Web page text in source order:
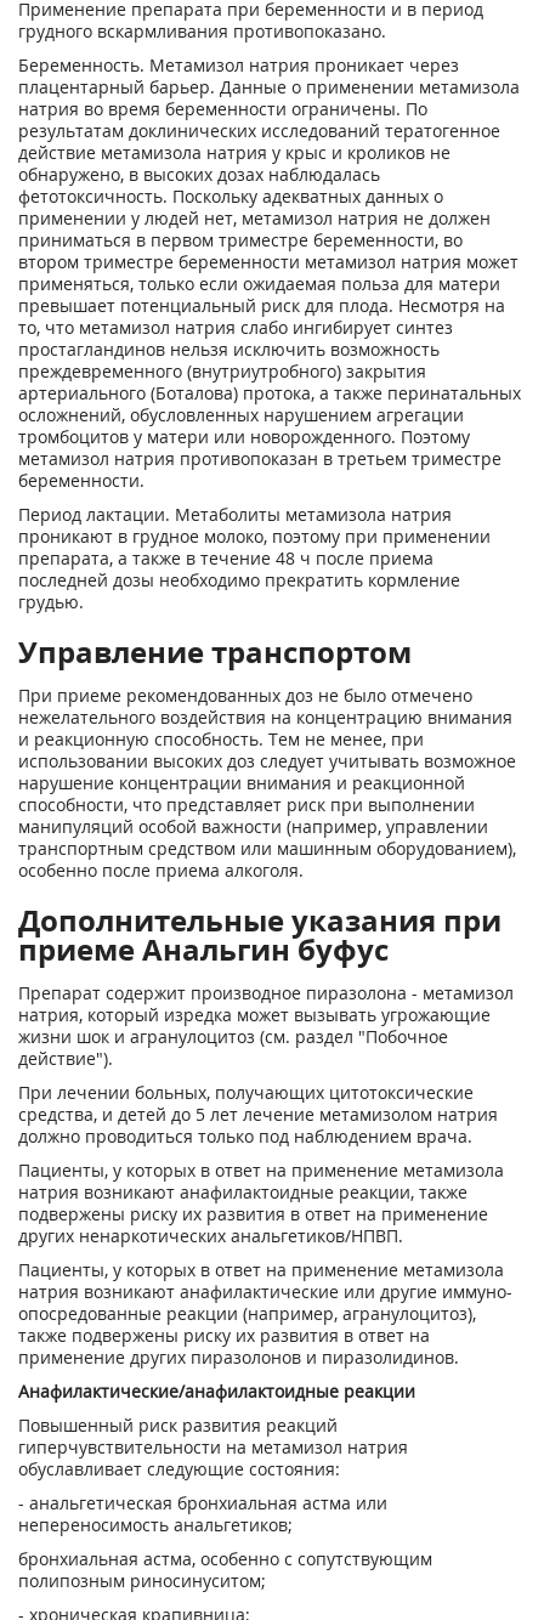
Применение препарата при беременности и в период
грудного вскармливания противопоказано.
Беременность. Метамизол натрия проникает через
плацентарный барьер. Данные о применении метамизола
натрия во время беременности ограничены. По
результатам доклинических исследований тератогенное
действие метамизола натрия у крыс и кроликов не
обнаружено, в высоких дозах наблюдалась
фетотоксичность. Поскольку адекватных данных о
применении у людей нет, метамизол натрия не должен
приниматься в первом триместре беременности, во
втором триместре беременности метамизол натрия может
применяться, только если ожидаемая польза для матери
превышает потенциальный риск для плода. Несмотря на
то, что метамизол натрия слабо ингибирует синтез
простагландинов нельзя исключить возможность
преждевременного (внутриутробного) закрытия
артериального (Боталова) протока, а также перинатальных
осложнений, обусловленных нарушением агрегации
тромбоцитов у матери или новорожденного. Поэтому
метамизол натрия противопоказан в третьем триместре
беременности.
Период лактации. Метаболиты метамизола натрия
проникают в грудное молоко, поэтому при применении
препарата, а также в течение 48 ч после приема
последней дозы необходимо прекратить кормление
грудью.
Управление транспортом
При приеме рекомендованных доз не было отмечено
нежелательного воздействия на концентрацию внимания
и реакционную способность. Тем не менее, при
использовании высоких доз следует учитывать возможное
нарушение концентрации внимания и реакционной
способности, что представляет риск при выполнении
манипуляций особой важности (например, управлении
транспортным средством или машинным оборудованием),
особенно после приема алкоголя.
Дополнительные указания при
приеме Анальгин буфус
Препарат содержит производное пиразолона - метамизол
натрия, который изредка может вызывать угрожающие
жизни шок и агранулоцитоз (см. раздел "Побочное
действие").
При лечении больных, получающих цитотоксические
средства, и детей до 5 лет лечение метамизолом натрия
должно проводиться только под наблюдением врача.
Пациенты, у которых в ответ на применение метамизола
натрия возникают анафилактоидные реакции, также
подвержены риску их развития в ответ на применение
других ненаркотических анальгетиков/НПВП.
Пациенты, у которых в ответ на применение метамизола
натрия возникают анафилактические или другие иммуно-
опосредованные реакции (например, агранулоцитоз),
также подвержены риску их развития в ответ на
применение других пиразолонов и пиразолидинов.
Анафилактические/анафилактоидные реакции
Повышенный риск развития реакций
гиперчувствительности на метамизол натрия
обуславливает следующие состояния:
- анальгетическая бронхиальная астма или
непереносимость анальгетиков;
бронхиальная астма, особенно с сопутствующим
полипозным риносинуситом;
- хроническая крапивница;